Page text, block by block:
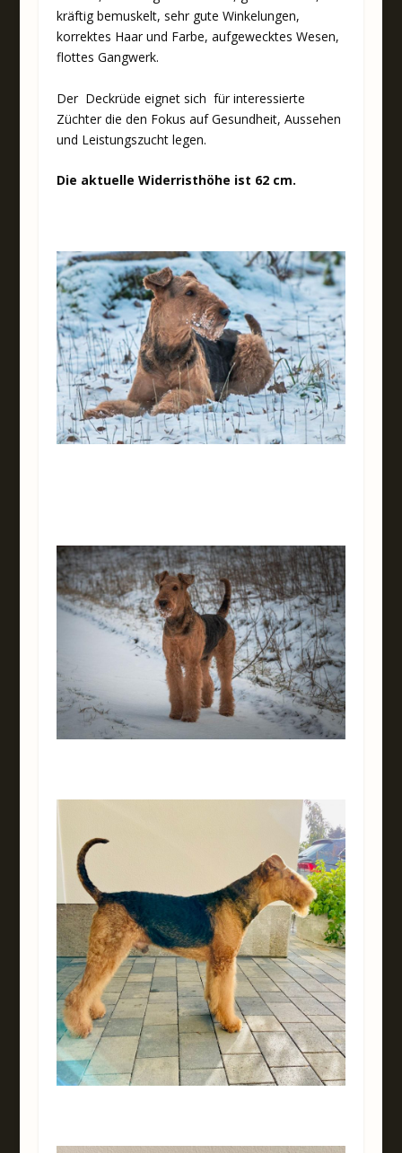
kräftig bemuskelt, sehr gute Winkelungen,
korrektes Haar und Farbe, aufgewecktes Wesen,
flottes Gangwerk.
Der Deckrüde eignet sich für interessierte
Züchter die den Fokus auf Gesundheit, Aussehen
und Leistungszucht legen.
Die aktuelle Widerristhöhe ist 62 cm.